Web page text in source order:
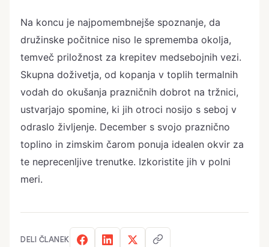
Na koncu je najpomembnejše spoznanje, da
družinske počitnice niso le sprememba okolja,
temveč priložnost za krepitev medsebojnih vezi.
Skupna doživetja, od kopanja v toplih termalnih
vodah do okušanja prazničnih dobrot na tržnici,
ustvarjajo spomine, ki jih otroci nosijo s seboj v
odraslo življenje. December s svojo praznično
toplino in zimskim čarom ponuja idealen okvir za
te neprecenljive trenutke. Izkoristite jih v polni
meri.
DELI ČLANEK